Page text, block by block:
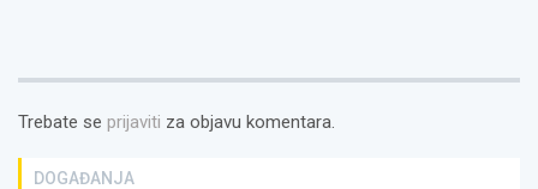
Trebate se prijaviti za objavu komentara.
DOGAĐANJA